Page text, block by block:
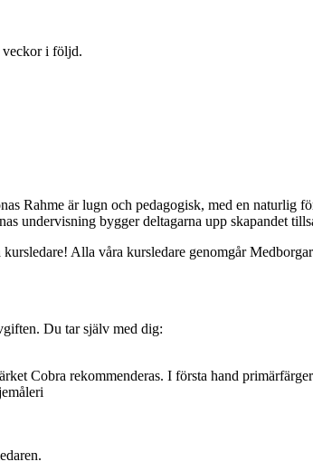
veckor i följd.
Rahme är lugn och pedagogisk, med en naturlig
undervisning bygger deltagarna upp skapandet
kursledare! Alla våra kursledare genomgår
Du tar själv med dig:
Cobra rekommenderas. I första hand